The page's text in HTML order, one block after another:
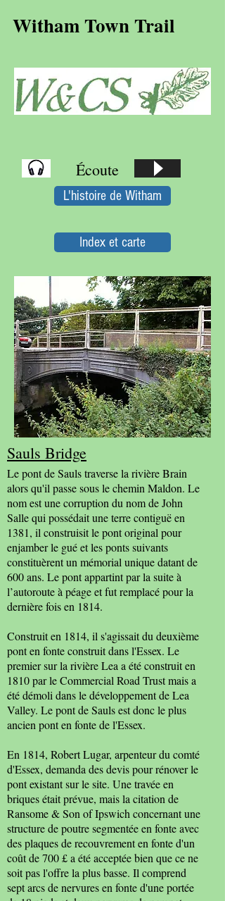
Witham Town Trail
Sauls Bridge
Le pont de Sauls traverse la rivière Brain
alors qu'il passe sous le chemin Maldon. Le
nom est une corruption du nom de John
Salle qui possédait une terre contiguë en
1381, il construisit le pont original pour
enjamber le gué et les ponts suivants
constituèrent un mémorial unique datant de
600 ans. Le pont appartint par la suite à
l’autoroute à péage et fut remplacé pour la
dernière fois en 1814.
Construit en 1814, il s'agissait du deuxième
pont en fonte construit dans l'Essex. Le
premier sur la rivière Lea a été construit en
1810 par le Commercial Road Trust mais a
été démoli dans le développement de Lea
Valley. Le pont de Sauls est donc le plus
ancien pont en fonte de l'Essex.
En 1814, Robert Lugar, arpenteur du comté
d'Essex, demanda des devis pour rénover le
pont existant sur le site. Une travée en
briques était prévue, mais la citation de
Ransome & Son of Ipswich concernant une
structure de poutre segmentée en fonte avec
des plaques de recouvrement en fonte d'un
coût de 700 £ a été acceptée bien que ce ne
soit pas l'offre la plus basse. Il comprend
sept arcs de nervures en fonte d'une portée
L'histoire de Witham
Index et carte
Écoute